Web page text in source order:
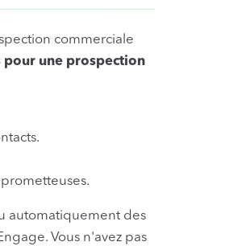
commerciale
une prospection
automatiquement des
Vous n'avez pas